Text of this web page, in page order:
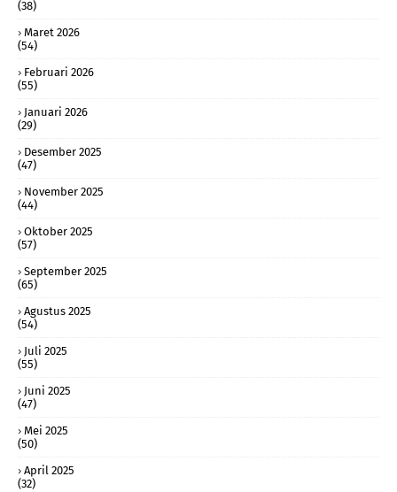
(38)
Maret 2026
(54)
Februari 2026
(55)
Januari 2026
(29)
Desember 2025
(47)
November 2025
(44)
Oktober 2025
(57)
September 2025
(65)
Agustus 2025
(54)
Juli 2025
(55)
Juni 2025
(47)
Mei 2025
(50)
April 2025
(32)